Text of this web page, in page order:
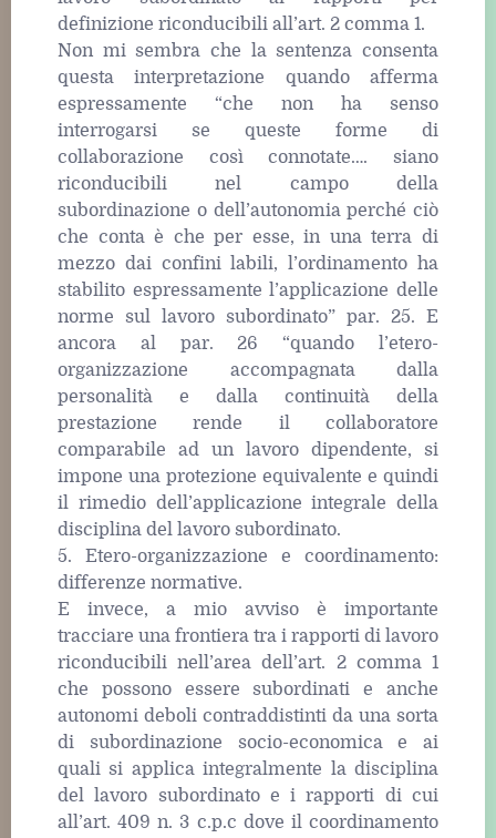
definizione riconducibili all’art. 2 comma 1.
Non mi sembra che la sentenza consenta
questa interpretazione quando afferma
espressamente “che non ha senso
interrogarsi se queste forme di
collaborazione così connotate…. siano
riconducibili nel campo della
subordinazione o dell’autonomia perché ciò
che conta è che per esse, in una terra di
mezzo dai confini labili, l’ordinamento ha
stabilito espressamente l’applicazione delle
norme sul lavoro subordinato” par. 25. E
ancora al par. 26 “quando l’etero-
organizzazione accompagnata dalla
personalità e dalla continuità della
prestazione rende il collaboratore
comparabile ad un lavoro dipendente, si
impone una protezione equivalente e quindi
il rimedio dell’applicazione integrale della
disciplina del lavoro subordinato.
5. Etero-organizzazione e coordinamento:
differenze normative.
E invece, a mio avviso è importante
tracciare una frontiera tra i rapporti di lavoro
riconducibili nell’area dell’art. 2 comma 1
che possono essere subordinati e anche
autonomi deboli contraddistinti da una sorta
di subordinazione socio-economica e ai
quali si applica integralmente la disciplina
del lavoro subordinato e i rapporti di cui
all’art. 409 n. 3 c.p.c dove il coordinamento